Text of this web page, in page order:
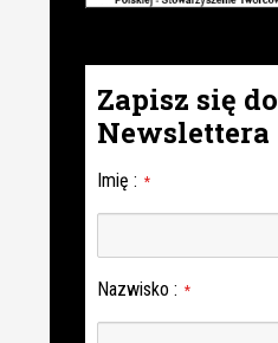
Zapisz się do
Newslettera
Imię : *
Nazwisko : *